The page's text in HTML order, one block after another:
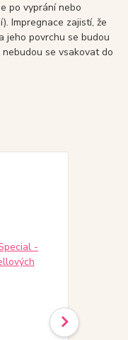
po vyprání nebo
Impregnace zajistí, že
jeho povrchu se budou
se vsakovat do